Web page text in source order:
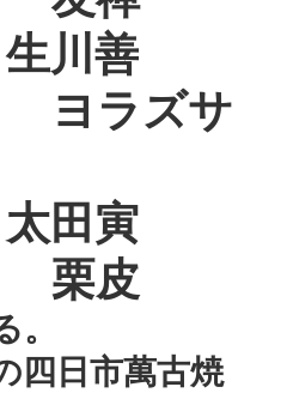
善
ラズサ
寅
皮
日市萬古焼